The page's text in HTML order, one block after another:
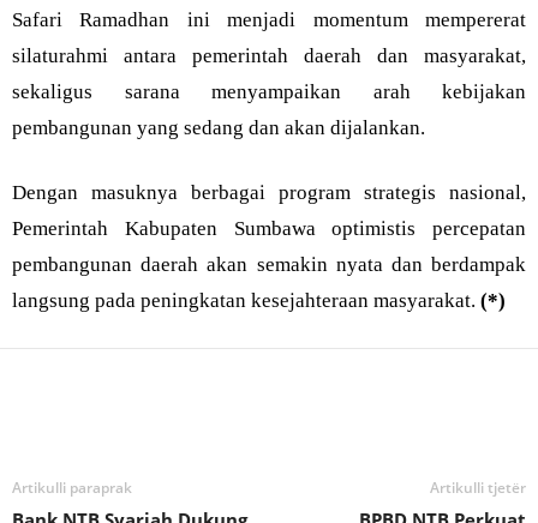
Safari Ramadhan ini menjadi momentum mempererat
silaturahmi antara pemerintah daerah dan masyarakat,
sekaligus sarana menyampaikan arah kebijakan
pembangunan yang sedang dan akan dijalankan.
Dengan masuknya berbagai program strategis nasional,
Pemerintah Kabupaten Sumbawa optimistis percepatan
pembangunan daerah akan semakin nyata dan berdampak
langsung pada peningkatan kesejahteraan masyarakat. (*)
Artikulli paraprak Artikulli tjetër